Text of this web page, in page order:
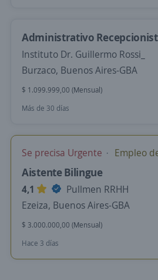
Administrativo
Instituto Dr. Guillermo Rossi_
Burzaco, Buenos Aires-GBA
$ 1.099.999,00 (Mensual)
Más de 30 días
Se precisa Urgente Empleo
Aistente Bilingue
4,1
Pullmen RRHH
Ezeiza, Buenos Aires-GBA
$ 3.000.000,00 (Mensual)
Hace 3 días